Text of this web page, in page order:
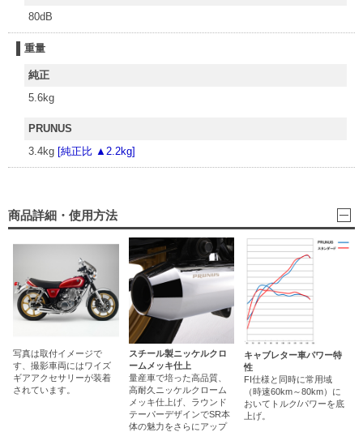
80dB
重量
純正
5.6kg
PRUNUS
3.4kg [純正比 ▲2.2kg]
商品詳細・使用方法
写真は取付イメージで
す、撮影車両にはワイズ
ギアアクセサリーが装着
されています。
スチール製ニッケルクロ
ームメッキ仕上
量産車で培った高品質、
高耐久ニッケルクローム
メッキ仕上げ、ラウンド
テーパーデザインでSR本
体の魅力をさらにアップ
キャブレター車パワー特
性
FI仕様と同時に常用域
（時速60km～80km）に
おいてトルク/パワーを底
上げ。